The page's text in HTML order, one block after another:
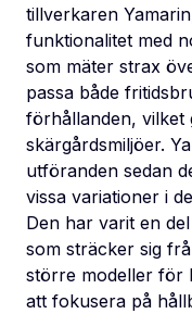
tillverkaren
funktionalitet med
som mäter strax
passa både
förhållanden, vilket
skärgårdsmiljöer.
utföranden sedan
vissa variationer i
Den har varit en
som sträcker sig
större modeller för
att fokusera på